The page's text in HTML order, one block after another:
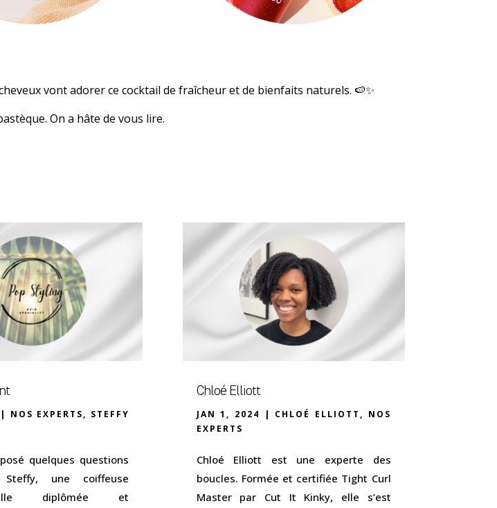
vont adorer ce cocktail de fraîcheur et de bienfaits naturels. 🍉✨
On a hâte de vous lire.
NOS EXPERTS, STEFFY
quelques questions
une coiffeuse
diplômée et
Chloé Elliott
JAN 1, 2024 CHLOÉ ELLIOTT, NOS
EXPERTS
Chloé Elliott est une experte des
boucles. Formée et certifiée Tight Curl
Master par Cut It Kinky, elle s’est